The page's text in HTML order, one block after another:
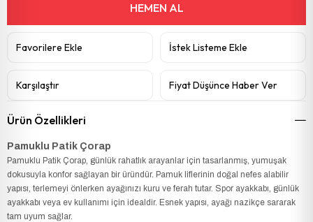
Favorilere Ekle İstek Listeme Ekle
Karşılaştır Fiyat Düşünce Haber Ver
Ürün Özellikleri
Pamuklu Patik Çorap
Pamuklu Patik Çorap, günlük rahatlık arayanlar için tasarlanmış, yumuşak
dokusuyla konfor sağlayan bir üründür. Pamuk liflerinin doğal nefes alabilir
yapısı, terlemeyi önlerken ayağınızı kuru ve ferah tutar. Spor ayakkabı, günlük
ayakkabı veya ev kullanımı için idealdir. Esnek yapısı, ayağı nazikçe sararak
tam uyum sağlar.